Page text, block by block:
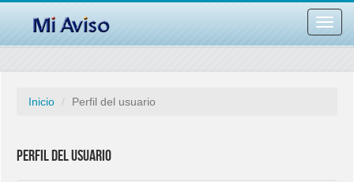
barra
Inicio Perfil del usuario
Perfil del usuario